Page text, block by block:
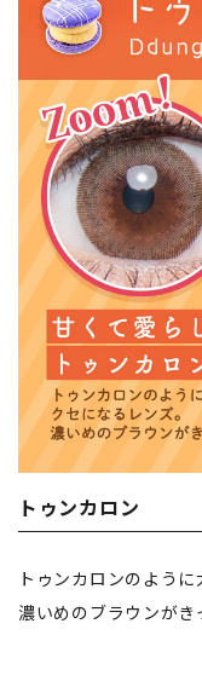
トゥンカロン
トゥンカロンのよう
濃いめのブラウンがき